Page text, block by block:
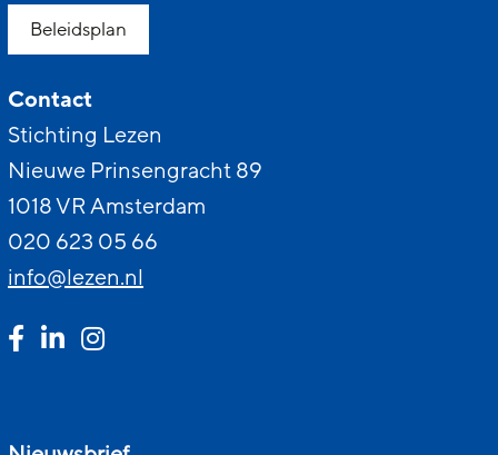
Beleidsplan
Contact
Stichting Lezen
Nieuwe Prinsengracht 89
1018 VR Amsterdam
020 623 05 66
info@lezen.nl